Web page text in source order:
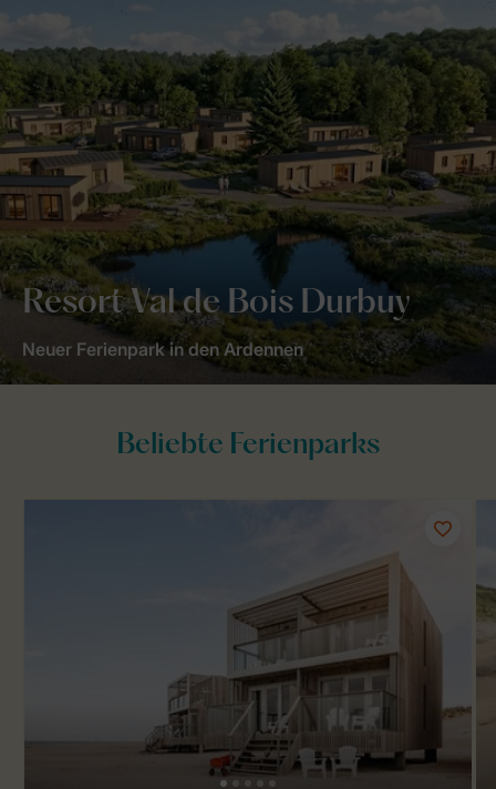
Resort Val de Bois Durbuy
Neuer Ferienpark in den Ardennen